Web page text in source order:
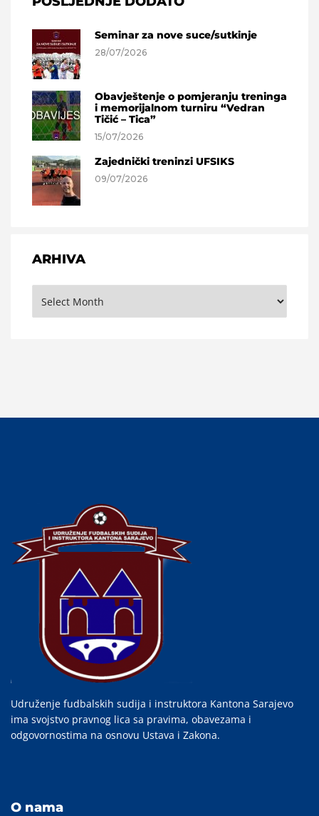
Seminar za nove suce/sutkinje
28/07/2026
Obavještenje o pomjeranju treninga
i memorijalnom turniru “Vedran
Tičić – Tica”
15/07/2026
Zajednički treninzi UFSIKS
09/07/2026
ARHIVA
Udruženje fudbalskih sudija i instruktora Kantona Sarajevo
ima svojstvo pravnog lica sa pravima, obavezama i
odgovornostima na osnovu Ustava i Zakona.
O nama